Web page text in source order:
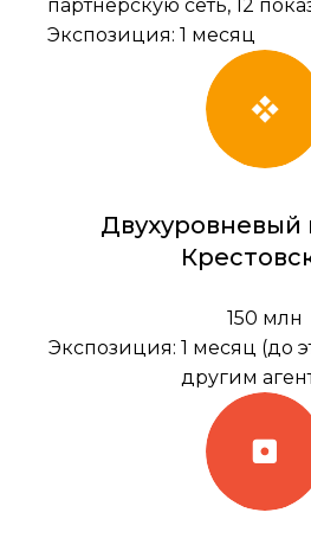
партнёрскую сеть, 12
Экспозиция: 1 месяц
Двухуровневый
150 млн
Экспозиция: 1 месяц (до
другим